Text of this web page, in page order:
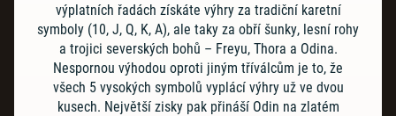
výplatních řadách získáte výhry za tradiční karetní
symboly (10, J, Q, K, A), ale taky za obří šunky, lesní rohy
a trojici severských bohů – Freyu, Thora a Odina.
Nespornou výhodou oproti jiným tříválcům je to, že
všech 5 vysokých symbolů vyplácí výhry už ve dvou
kusech. Největší zisky pak přináší Odin na zlatém